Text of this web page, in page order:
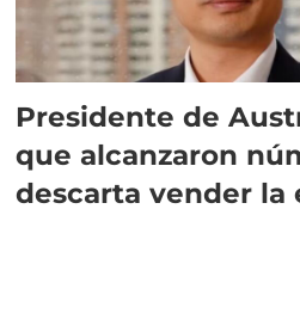
Presidente de
que alcanzaron
descarta vender la